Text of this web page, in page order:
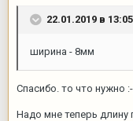
22.01.2019 в
ширина - 8мм
Спасибо. то что нужно
Надо мне теперь